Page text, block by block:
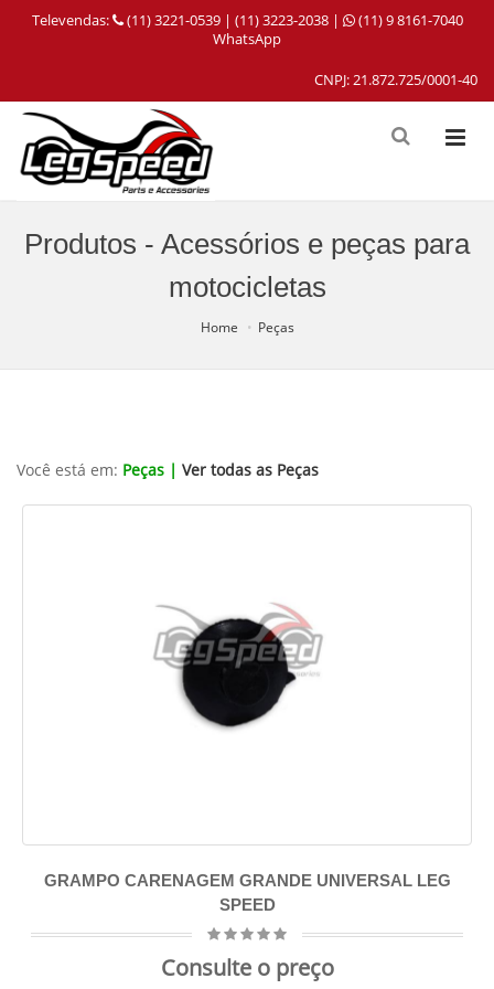
Televendas: (11) 3221-0539 | (11) 3223-2038 |
(11) 9 8161-7040
WhatsApp
CNPJ: 21.872.725/0001-40
Produtos - Acessórios e peças para
motocicletas
Home Peças
Você está em: Peças | Ver todas as Peças
GRAMPO CARENAGEM GRANDE UNIVERSAL LEG
SPEED
Consulte o preço